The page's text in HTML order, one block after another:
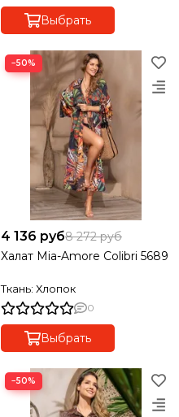
Выбрать
−50%
4 136 руб8 272 руб
Халат Mia-Amore Colibri 5689
Ткань: Хлопок
0
Выбрать
−50%